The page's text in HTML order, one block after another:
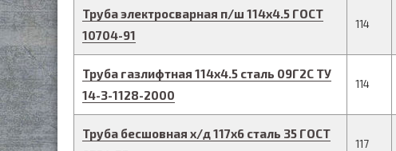
Труба электросварная п/ш 114х4.5 ГОСТ
10704-91
114
Труба газлифтная 114х4.5 сталь 09Г2С ТУ
14-3-1128-2000
114
Труба бесшовная х/д117х6 сталь 35 ГОСТ
117